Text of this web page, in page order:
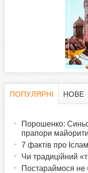
о
р
ПОПУЛЯРНІ
НОВЕ
Порошенко:
прапори
7 фактів про
Чи традиційний
Постараймося не